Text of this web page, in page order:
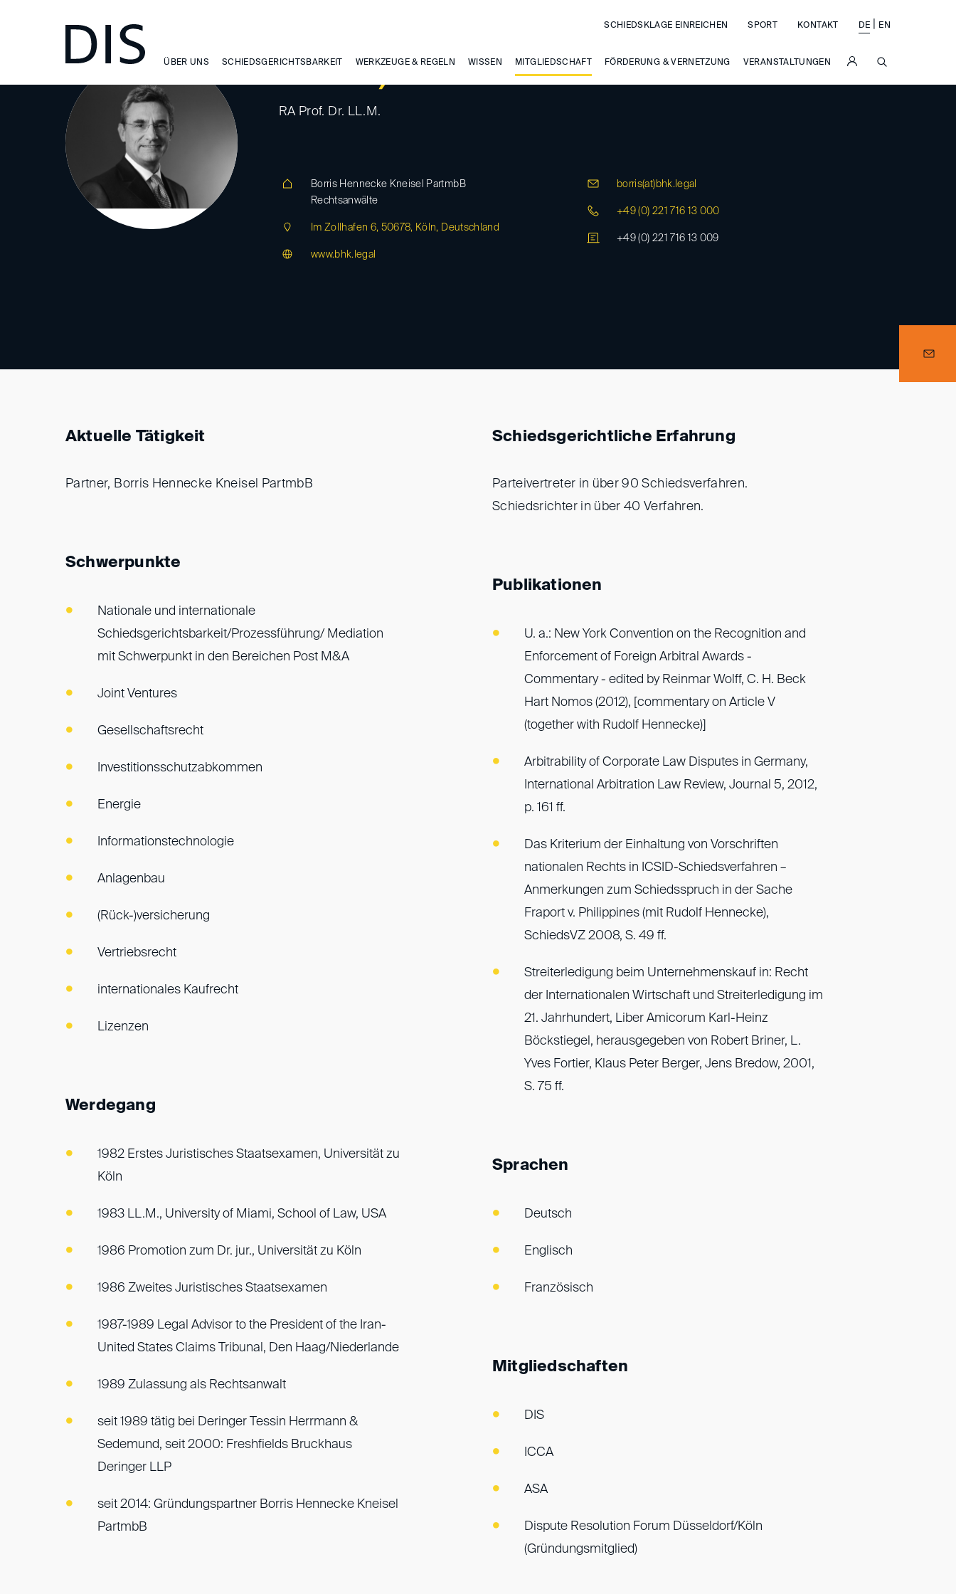
ÜBER UNS SCHIEDSGERICHTSBARKEIT WERKZEUGE & REGELN WISSEN MITGLIEDSCHAFT FÖRDERUNG & VERNETZUNG VERANSTALTUNGEN
SCHIEDSKLAGE EINREICHEN SPORT KONTAKT DE EN
Borris, Christian
RA Prof. Dr. LL.M.
Borris Hennecke Kneisel PartmbB
Rechtsanwälte
Im Zollhafen 6, 50678, Köln, Deutschland
www.bhk.legal
borris(at) bhk.legal
+49 (0) 221 716 13 000
+49 (0) 221 716 13 009
Aktuelle Tätigkeit
Partner, Borris Hennecke Kneisel PartmbB
Schwerpunkte
Nationale und internationale
Schiedsgerichtsbarkeit/Prozessführung/ Mediation
mit Schwerpunkt in den Bereichen Post M&A
Joint Ventures
Gesellschaftsrecht
Investitionsschutzabkommen
Energie
Informationstechnologie
Anlagenbau
(Rück-)versicherung
Vertriebsrecht
internationales Kaufrecht
Lizenzen
Werdegang
1982 Erstes Juristisches Staatsexamen, Universität zu
Köln
1983 LL.M., University of Miami, School of Law, USA
1986 Promotion zum Dr. jur., Universität zu Köln
1986 Zweites Juristisches Staatsexamen
1987-1989 Legal Advisor to the President of the Iran-
United States Claims Tribunal, Den Haag/Niederlande
1989 Zulassung als Rechtsanwalt
seit 1989 tätig bei Deringer Tessin Herrmann &
Sedemund, seit 2000: Freshfields Bruckhaus
Deringer LLP
seit 2014: Gründungspartner Borris Hennecke Kneisel
PartmbB
Schiedsgerichtliche Erfahrung
Parteivertreter in über 90 Schiedsverfahren.
Schiedsrichter in über 40 Verfahren.
Publikationen
U. a.: New York Convention on the Recognition and
Enforcement of Foreign Arbitral Awards -
Commentary - edited by Reinmar Wolff, C. H. Beck
Hart Nomos (2012), [commentary on Article V
(together with Rudolf Hennecke)]
Arbitrability of Corporate Law Disputes in Germany,
International Arbitration Law Review, Journal 5, 2012,
p. 161 ff.
Das Kriterium der Einhaltung von Vorschriften
nationalen Rechts in ICSID-Schiedsverfahren –
Anmerkungen zum Schiedsspruch in der Sache
Fraport v. Philippines (mit Rudolf Hennecke),
SchiedsVZ 2008, S. 49 ff.
Streiterledigung beim Unternehmenskauf in: Recht
der Internationalen Wirtschaft und Streiterledigung im
21. Jahrhundert, Liber Amicorum Karl-Heinz
Böckstiegel, herausgegeben von Robert Briner, L.
Yves Fortier, Klaus Peter Berger, Jens Bredow, 2001,
S. 75 ff.
Sprachen
Deutsch
Englisch
Französisch
Mitgliedschaften
DIS
ICCA
ASA
Dispute Resolution Forum Düsseldorf/Köln
(Gründungsmitglied)